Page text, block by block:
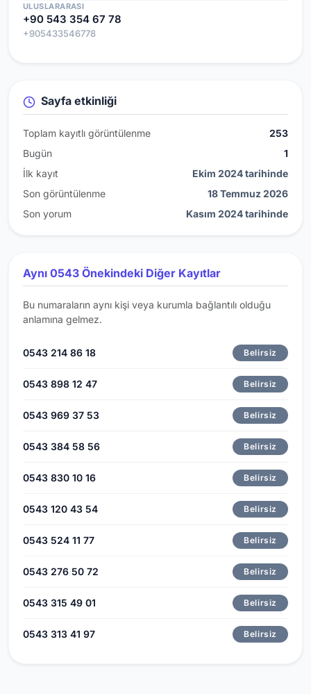
ULUSLARARASI
+90 543 354 67 78
+905433546778
Sayfa etkinliği
Toplam kayıtlı görüntülenme
253
Bugün
1
İlk kayıt
Ekim 2024 tarihinde
Son görüntülenme
18 Temmuz 2026
Son yorum
Kasım 2024 tarihinde
Aynı 0543 Önekindeki Diğer Kayıtlar
Bu numaraların aynı kişi veya kurumla bağlantılı olduğu
anlamına gelmez.
0543 214 86 18 Belirsiz
0543 898 12 47 Belirsiz
0543 969 37 53 Belirsiz
0543 384 58 56 Belirsiz
0543 830 10 16 Belirsiz
0543 120 43 54 Belirsiz
0543 524 11 77 Belirsiz
0543 276 50 72 Belirsiz
0543 315 49 01 Belirsiz
0543 313 41 97 Belirsiz